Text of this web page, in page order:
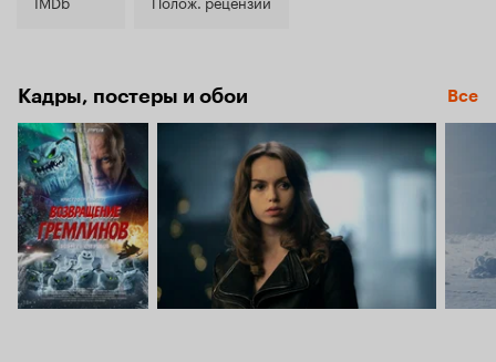
Кадры, постеры и обои Все